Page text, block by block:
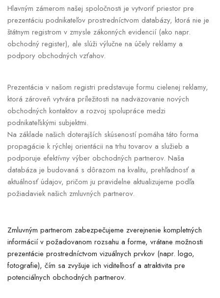
Hlavným zámerom našej spoločnosti je vytvoriť priestor pre
prezentáciu podnikateľov prostredníctvom databázy, ktorá nie je
štátnym registrom v zmysle zákonných evidencií (ako napr.
obchodný register), ale slúži výlučne na účely reklamy a
podpory obchodných vzťahov.
Prezentácia v našom registri predstavuje formu cielenej reklamy,
ktorá zároveň vytvára príležitosti na nadväzovanie nových
obchodných kontaktov a rozvoj spolupráce medzi
podnikateľskými subjektmi.
Na základe našich doterajších skúseností pomáha táto forma
propagácie k rýchlej orientácii na trhu tovarov a služieb a
podporuje efektívny výber obchodných partnerov. Naša
databáza je budovaná s dôrazom na kvalitu, prehľadnosť a
aktuálnosť údajov, pričom ju pravidelne aktualizujeme podľa
požiadaviek našich zmluvných partnerov.
Zmluvným partnerom zabezpečujeme zverejnenie kompletných
informácií v požadovanom rozsahu a forme, vrátane možnosti
prezentácie prostredníctvom vizuálnych prvkov (napr. logo,
fotografie), čím sa zvyšuje ich viditeľnosť a atraktivita pre
potenciálnych obchodných partnerov.